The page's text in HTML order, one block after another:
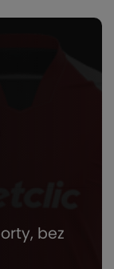
bez